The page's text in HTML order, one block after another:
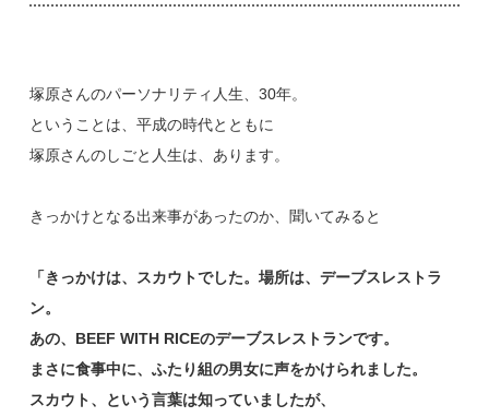
塚原さんのパーソナリティ人生、30年。
ということは、平成の時代とともに
塚原さんのしごと人生は、あります。
きっかけとなる出来事があったのか、聞いてみると
「きっかけは、スカウトでした。場所は、デーブスレストラ
ン。
あの、BEEF WITH RICEのデーブスレストランです。
まさに食事中に、ふたり組の男女に声をかけられました。
スカウト、という言葉は知っていましたが、